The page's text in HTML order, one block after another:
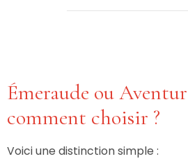
Émeraude ou
comment choisir ?
Voici une distinction simple :